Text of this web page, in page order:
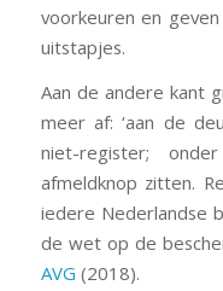
voorkeuren en
uitstapjes.
Aan de andere kant
meer af: ‘aan de
niet-register;
afmeldknop zitten.
iedere Nederlandse
de wet op de
AVG (2018).